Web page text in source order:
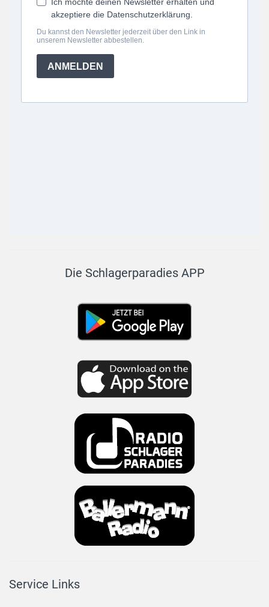
Die Schlagerparadies APP
Service Links